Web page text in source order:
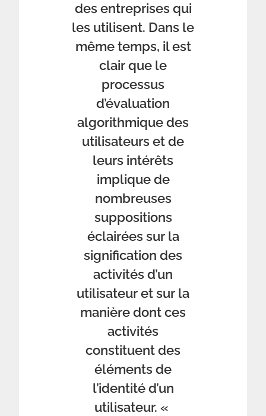
des entreprises qui
les utilisent. Dans le
même temps, il est
clair que le
processus
d’évaluation
algorithmique des
utilisateurs et de
leurs intérêts
implique de
nombreuses
suppositions
éclairées sur la
signification des
activités d’un
utilisateur et sur la
manière dont ces
activités
constituent des
éléments de
l’identité d’un
utilisateur. «